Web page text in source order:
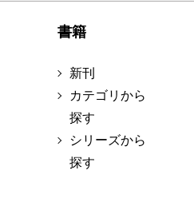
書籍
新刊
カテゴリから
探す
シリーズから
探す